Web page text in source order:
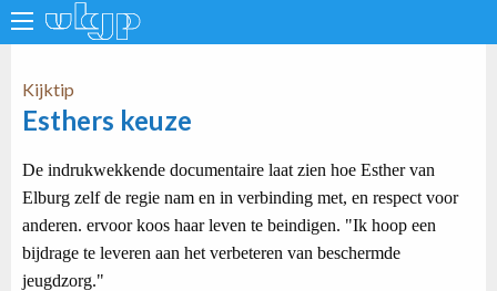
Kijktip
Esthers keuze
De indrukwekkende documentaire laat zien hoe Esther van
Elburg zelf de regie nam en in verbinding met, en respect voor
anderen. ervoor koos haar leven te beindigen. "Ik hoop een
bijdrage te leveren aan het verbeteren van beschermde
jeugdzorg."